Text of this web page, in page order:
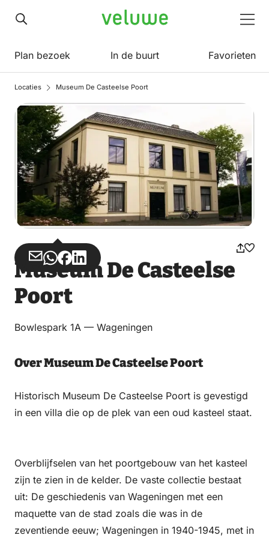
Veluwe
Plan bezoek In de buurt Favorieten
Locaties Museum De Casteelse Poort
Deel
via
Email
Deel
via
WhatsApp
Deel
op
Facebook
Deel
op
Museum De Casteelse
Poort
Bowlespark 1A — Wageningen
Over Museum De Casteelse Poort
Historisch Museum De Casteelse Poort is gevestigd
in een villa die op de plek van een oud kasteel staat.
Overblijfselen van het poortgebouw van het kasteel
zijn te zien in de kelder. De vaste collectie bestaat
uit: De geschiedenis van Wageningen met een
maquette van de stad zoals die was in de
zeventiende eeuw; Wageningen in 1940-1945, met in